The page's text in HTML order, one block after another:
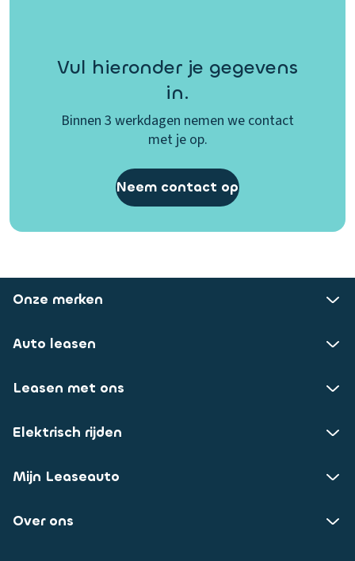
Vul hieronder je gegevens
in.
Binnen 3 werkdagen nemen we contact
met je op.
Neem contact op
Onze merken
Auto leasen
Leasen met ons
Elektrisch rijden
Mijn Leaseauto
Over ons